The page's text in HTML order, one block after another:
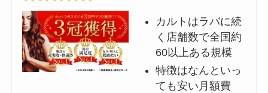
カルトはラバに続
く店舗数で全国約
60以上ある規模
特徴はなんといっ
ても安い月額費